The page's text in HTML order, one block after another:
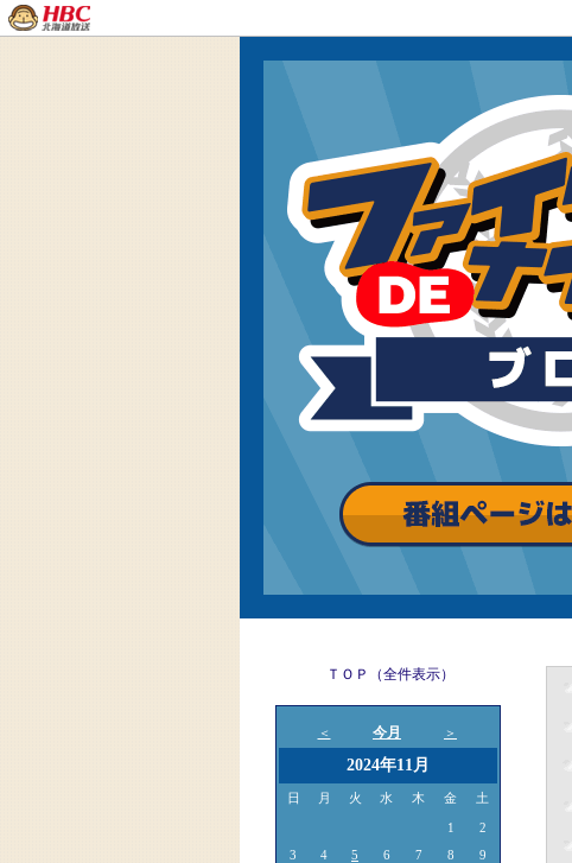
ＴＯＰ（全件表示）
＜ 今月 ＞
2024年11月
日 月 火 水 木 金 土
1
2
3
4 5 6 7 8
9